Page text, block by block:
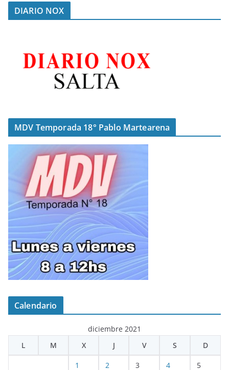
DIARIO NOX
MDV Temporada 18° Pablo Martearena
Calendario
diciembre 2021
L
M X J V S D
1 2 3 4 5